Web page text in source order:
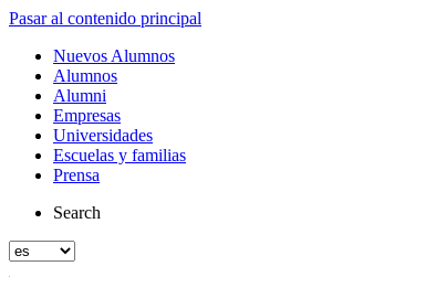
Pasar al contenido principal
Nuevos Alumnos
Alumnos
Alumni
Empresas
Universidades
Escuelas y familias
Prensa
Search